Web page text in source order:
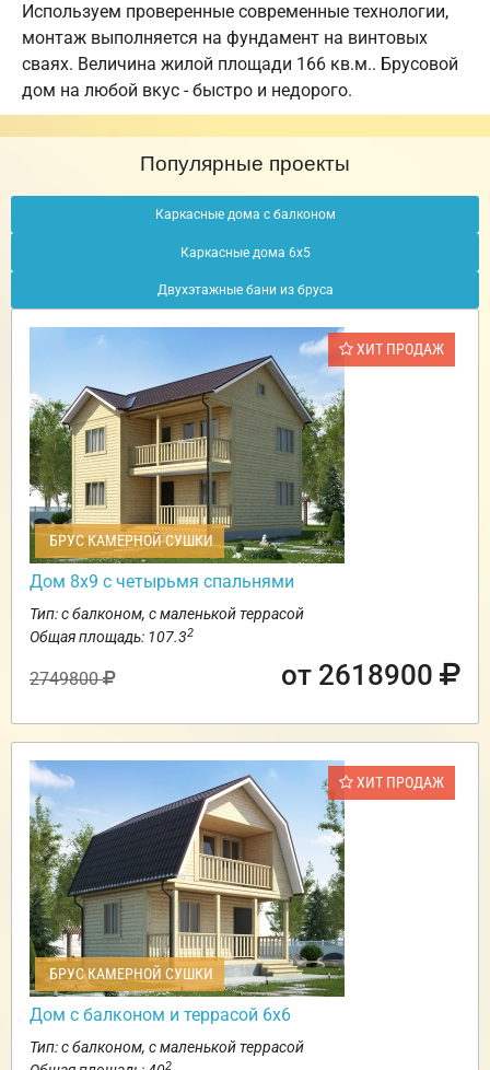
Используем проверенные современные технологии,
монтаж выполняется на фундамент на винтовых
сваях. Величина жилой площади 166 кв.м.. Брусовой
дом на любой вкус - быстро и недорого.
Популярные проекты
Каркасные дома с балконом
Каркасные дома 6х5
Двухэтажные бани из бруса
ХИТ ПРОДАЖ
БРУС КАМЕРНОЙ СУШКИ
Дом 8х9 с четырьмя спальнями
Тип: с балконом, с маленькой террасой
Общая площадь: 107.32
2749800 от 2618900
ХИТ ПРОДАЖ
БРУС КАМЕРНОЙ СУШКИ
Дом с балконом и террасой 6х6
Тип: с балконом, с маленькой террасой
2